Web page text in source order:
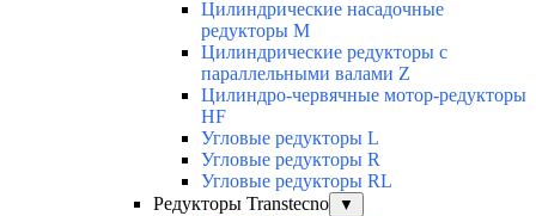
Цилиндрические насадочные
редукторы M
Цилиндрические редукторы с
параллельными валами Z
Цилиндро-червячные мотор-редукторы
HF
Угловые редукторы L
Угловые редукторы R
Угловые редукторы RL
Редукторы Transtecno
▼